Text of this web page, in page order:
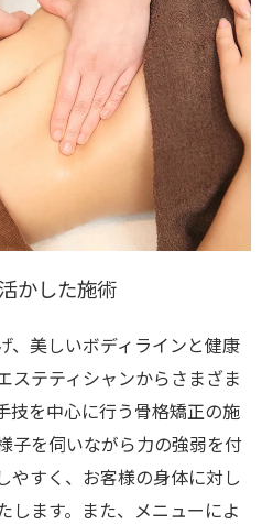
かした施術
、美しいボディラインと健康
ステティシャンからさまざま
技を中心に行う骨格矯正の施
子を伺いながら力の強弱を付
やすく、お客様の身体に対し
します。また、メニューによ